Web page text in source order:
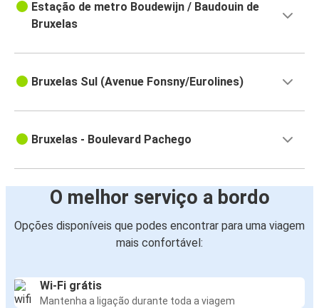
Estação de metro Boudewijn / Baudouin de
Bruxelas
Bruxelas Sul (Avenue Fonsny/Eurolines)
Bruxelas - Boulevard Pachego
O melhor serviço a bordo
Opções disponíveis que podes encontrar para uma viagem
mais confortável:
Wi-Fi grátis
Mantenha a ligação durante toda a viagem